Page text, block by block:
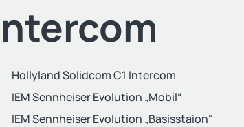
Hollyland Solidcom C1 Intercom
IEM Sennheiser Evolution „Mobil“
IEM Sennheiser Evolution „Basisstaion“